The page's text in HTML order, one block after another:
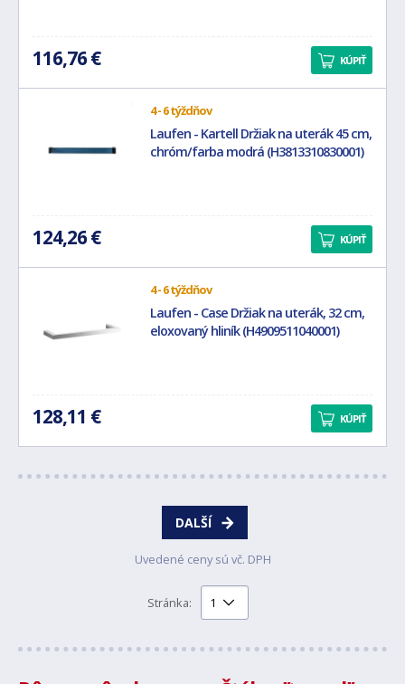
116,76 € KÚPIŤ
4 - 6 týždňov
Laufen - Kartell Držiak na uterák 45 cm,
chróm/farba modrá (H3813310830001)
124,26 € KÚPIŤ
4 - 6 týždňov
Laufen - Case Držiak na uterák, 32 cm,
eloxovaný hliník (H4909511040001)
128,11 € KÚPIŤ
DALŠÍ
Uvedené ceny sú vč. DPH
Stránka: